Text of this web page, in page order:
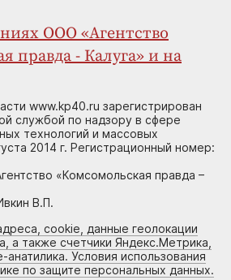
ООО «Агентство
правда - Калуга» и на
www.kp40.ru зарегистрирован
службой по надзору в сфере
технологий и массовых
2014 г. Регистрационный номер:
«Комсомольская правда –
В.П.
cookie, данные геолокации
а также счетчики Яндекс.Метрика,
Условия использования
по защите персональных данных.